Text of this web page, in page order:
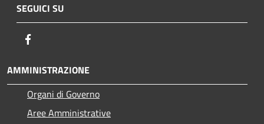
SEGUICI SU
AMMINISTRAZIONE
Organi di Governo
Aree Amministrative